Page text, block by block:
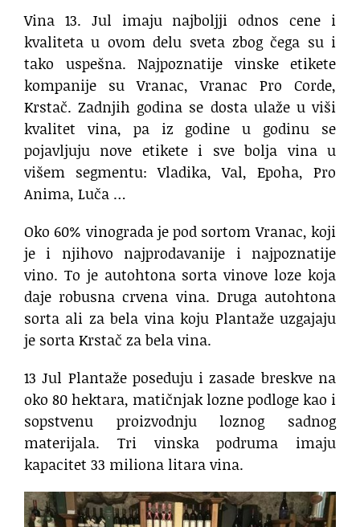
Vina 13. Jul imaju najboljji odnos cene i
kvaliteta u ovom delu sveta zbog čega su i
tako uspešna. Najpoznatije vinske etikete
kompanije su Vranac, Vranac Pro Corde,
Krstač. Zadnjih godina se dosta ulaže u viši
kvalitet vina, pa iz godine u godinu se
pojavljuju nove etikete i sve bolja vina u
višem segmentu: Vladika, Val, Epoha, Pro
Anima, Luča …
Oko 60% vinograda je pod sortom Vranac, koji
je i njihovo najprodavanije i najpoznatije
vino. To je autohtona sorta vinove loze koja
daje robusna crvena vina. Druga autohtona
sorta ali za bela vina koju Plantaže uzgajaju
je sorta Krstač za bela vina.
13 Jul Plantaže poseduju i zasade breskve na
oko 80 hektara, matičnjak lozne podloge kao i
sopstvenu proizvodnju loznog sadnog
materijala. Tri vinska podruma imaju
kapacitet 33 miliona litara vina.